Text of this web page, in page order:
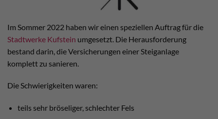
Im Sommer 2022 haben wir einen speziellen Auftrag für die
Stadtwerke Kufstein umgesetzt. Die Herausforderung
bestand darin, die Versicherungen einer Steiganlage
komplett zu sanieren.
Die Schwierigkeiten waren:
teils sehr bröseliger, schlechter Fels